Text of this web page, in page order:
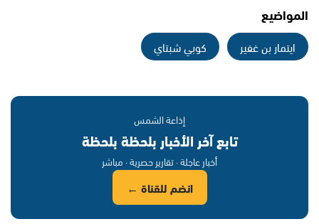
المواضيع
ايتمار بن غفير كوبي شبتاي
إذاعة الشمس
تابع آخر الأخبار بلحظة بلحظة
أخبار عاجلة · تقارير حصرية · مباشر
انضم للقناة ←